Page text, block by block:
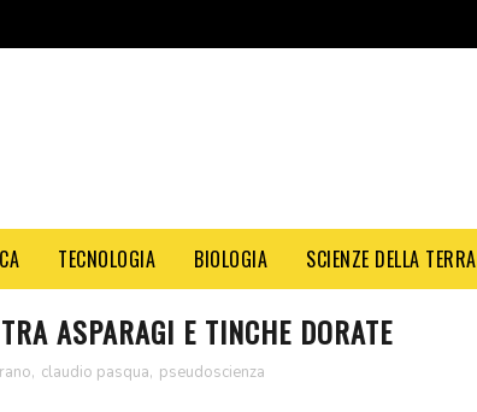
TECNOLOGIA BIOLOGIA SCIENZE DELLA TERRA
ASPARAGI E TINCHE DORATE
, claudio pasqua, pseudoscienza